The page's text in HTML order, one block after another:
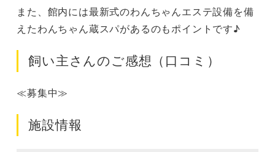
また、館内には最新式のわんちゃんエステ設備を備
えたわんちゃん蔵スパがあるのもポイントです♪
飼い主さんのご感想（口コミ）
≪募集中≫
施設情報